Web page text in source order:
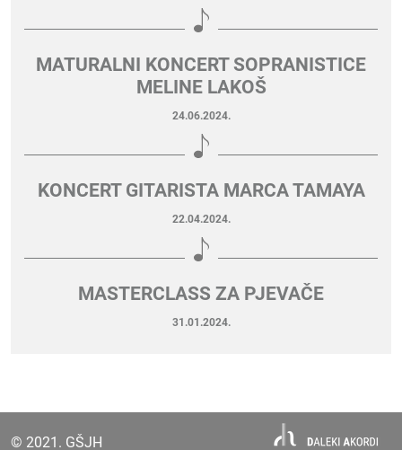
MATURALNI KONCERT SOPRANISTICE
MELINE LAKOŠ
24.06.2024.
KONCERT GITARISTA MARCA TAMAYA
22.04.2024.
MASTERCLASS ZA PJEVAČE
31.01.2024.
© 2021. GŠJH